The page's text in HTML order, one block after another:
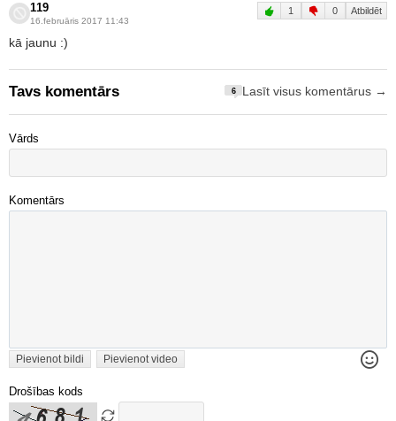
119
16.februāris 2017 11:43
1 0 Atbildēt
kā jaunu :)
Tavs komentārs 6 Lasīt visus komentārus →
Vārds
Komentārs
Pievienot bildi Pievienot video
Drošības kods